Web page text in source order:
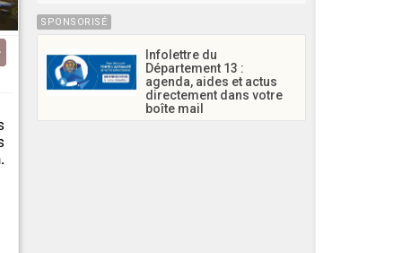
SPONSORISÉ
Infolettre du
Département 13 :
agenda, aides et actus
directement dans votre
boîte mail